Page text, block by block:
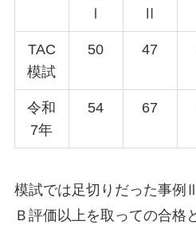
Ⅰ
Ⅱ
TAC
模試
50 47
令和
7年
54 67
模試では足切りだった事例
Ｂ評価以上を取っての合格